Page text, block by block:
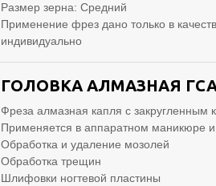
Размер зерна: Средний
Применение фрез дано только в
индивидуально
ГОЛОВКА АЛМАЗНАЯ
Фреза алмазная капля с закругленным
Применяется в аппаратном маникюре
Обработка и удаление мозолей
Обработка трещин
Шлифовки ногтевой пластины